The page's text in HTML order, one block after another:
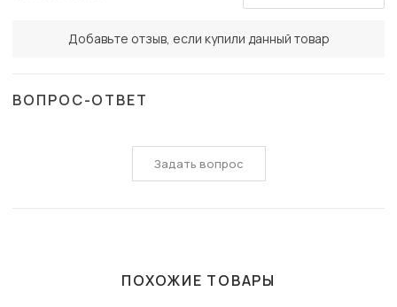
Добавьте отзыв, если купили данный товар
ВОПРОС-ОТВЕТ
Задать вопрос
ПОХОЖИЕ ТОВАРЫ